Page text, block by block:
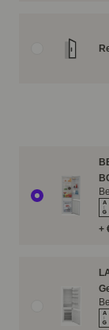
+
A
↑G
A
↑G